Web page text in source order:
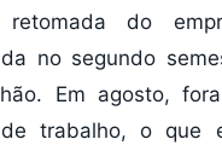
do
no segundo
Em agosto,
trabalho, o que